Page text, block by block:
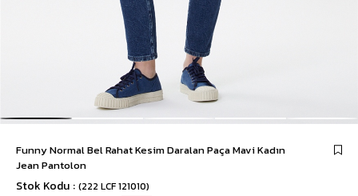
Funny Normal Bel Rahat Kesim Daralan Paça Mavi Kadın
Jean Pantolon
Stok Kodu (222 LCF 121010)